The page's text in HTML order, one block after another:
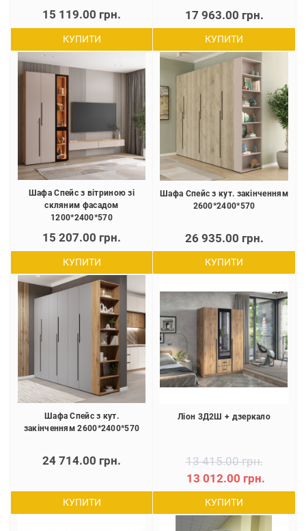
15 119.00 грн.
КУПИТИ
17 963.00 грн.
КУПИТИ
Шафа Спейс з вітриною зі
скляним фасадом
1200*2400*570
15 207.00 грн.
КУПИТИ
Шафа Спейс з кут. закінченням
2600*2400*570
26 935.00 грн.
КУПИТИ
Шафа Спейс з кут.
закінченням 2600*2400*570
24 714.00 грн.
КУПИТИ
Ліон 3Д2Ш + дзеркало
13 415.00 грн.
13 012.00 грн.
КУПИТИ